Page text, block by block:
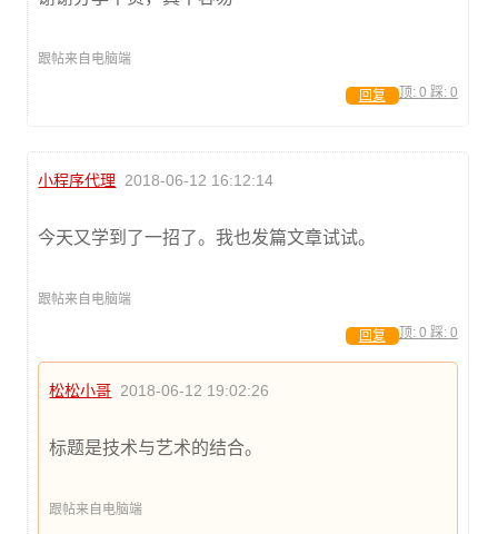
跟帖来自电脑端
顶: 0 踩: 0
回复
小程序代理 2018-06-12 16:12:14
今天又学到了一招了。我也发篇文章试试。
跟帖来自电脑端
顶: 0 踩: 0
回复
松松小哥 2018-06-12 19:02:26
标题是技术与艺术的结合。
跟帖来自电脑端